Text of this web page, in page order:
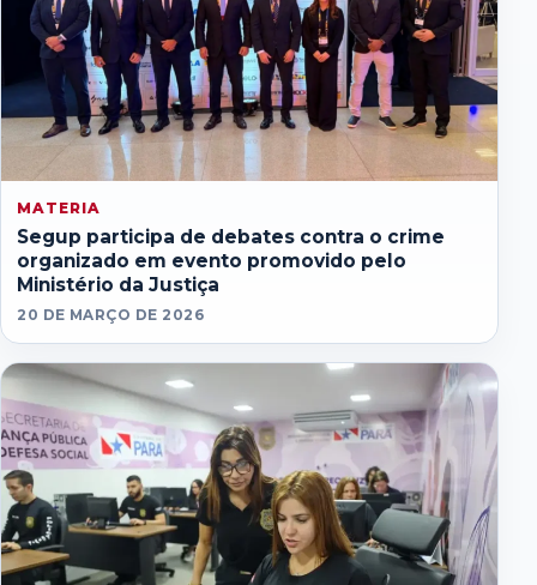
MATERIA
Segup participa de debates contra o crime
organizado em evento promovido pelo
Ministério da Justiça
20 DE MARÇO DE 2026